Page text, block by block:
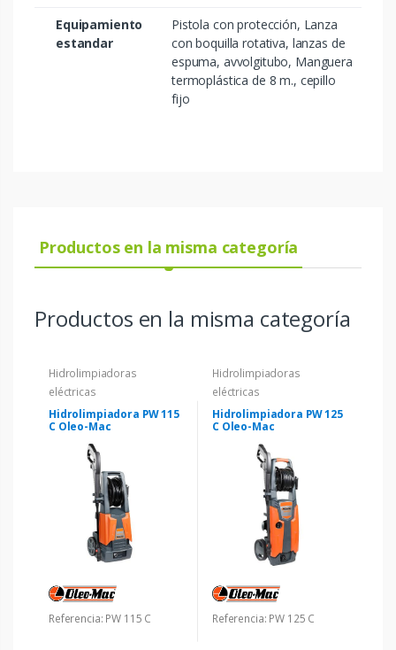
Equipamiento
estandar
Pistola con protección, Lanza
con boquilla rotativa, lanzas de
espuma, avvolgitubo, Manguera
termoplástica de 8 m., cepillo
fijo
Productos en la misma categoría
Productos en la misma categoría
Hidrolimpiadoras
eléctricas
Hidrolimpiadora PW 115
C Oleo-Mac
Referencia: PW 115 C
Hidrolimpiadoras
eléctricas
Hidrolimpiadora PW 125
C Oleo-Mac
Referencia: PW 125 C